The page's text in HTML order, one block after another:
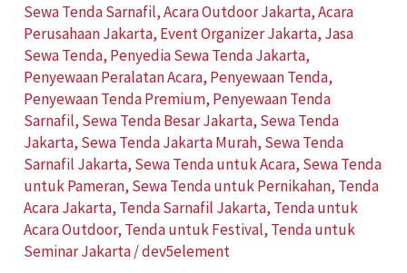
Sewa Tenda Sarnafil,Acara Outdoor Jakarta,Acara
Perusahaan Jakarta, Event Organizer Jakarta, Jasa
Sewa Tenda, Penyedia Sewa Tenda Jakarta,
Penyewaan Peralatan Acara, Penyewaan Tenda,
Penyewaan Tenda Premium, Penyewaan Tenda
Sarnafil, Sewa Tenda Besar Jakarta, Sewa Tenda
Jakarta, Sewa Tenda Jakarta Murah, Sewa Tenda
Sarnafil Jakarta, Sewa Tenda untuk Acara, Sewa Tenda
untuk Pameran, Sewa Tenda untuk Pernikahan, Tenda
Acara Jakarta, Tenda Sarnafil Jakarta, Tenda untuk
Acara Outdoor, Tenda untuk Festival, Tenda untuk
Seminar Jakarta/dev5element
Aman